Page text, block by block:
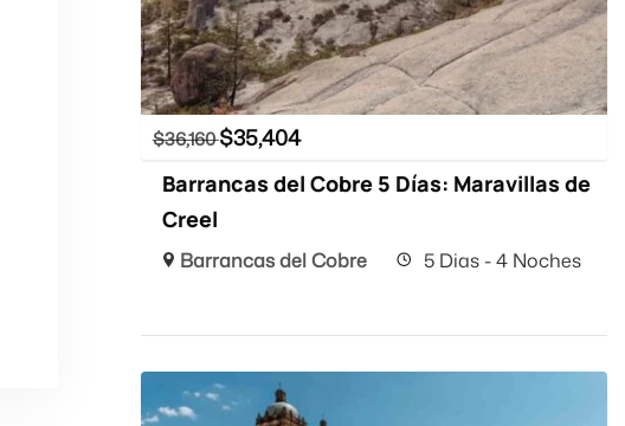
$36,160$35,404
Barrancas del Cobre 5 Días: Maravillas de
Creel
Barrancas del Cobre 5 Dias - 4 Noches